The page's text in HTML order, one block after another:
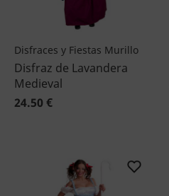
Disfraces y Fiestas Murillo
Disfraz de Lavandera
Medieval
24.50 €